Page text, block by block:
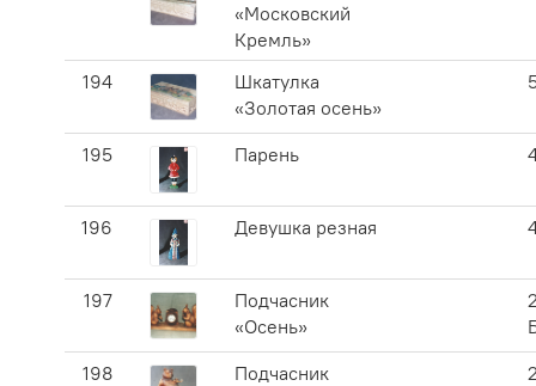
«Московский
Кремль»
194
Шкатулка
«Золотая осень»
195 Парень
196 Девушка резная
197
Подчасник
«Осень»
198
Подчасник